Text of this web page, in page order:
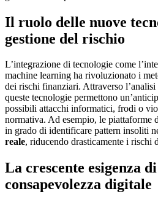
Il ruolo delle nuove
gestione del rischio
L’integrazione di tecnologie come l’
machine learning ha rivoluzionato i
dei rischi finanziari. Attraverso
queste tecnologie permettono
possibili attacchi informatici, frodi o
normativa. Ad esempio, le piattaforme
in grado di identificare pattern insoliti
reale, riducendo drasticamente i rischi
La crescente esigenza
consapevolezza digitale